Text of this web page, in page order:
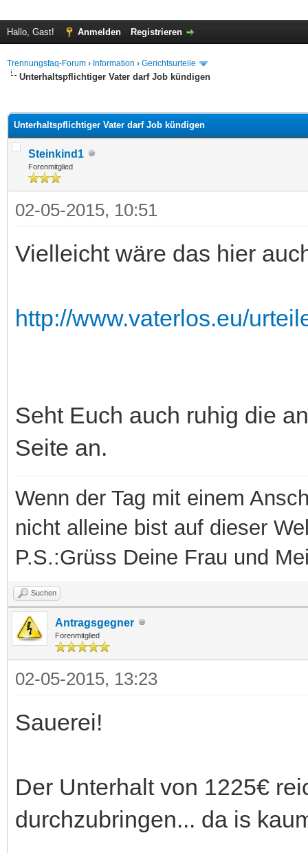
Hallo, Gast! Anmelden Registrieren
Trennungsfaq-Forum › Information › Gerichtsurteile
Unterhaltspflichtiger Vater darf Job kündigen
Unterhaltspflichtiger Vater darf Job kündigen
Steinkind1
Forenmitglied
02-05-2015, 10:51
Vielleicht wäre das hier
http://www.vaterlos.eu/
Seht Euch auch ruhig die
Seite an.
Wenn der Tag mit einem
nicht alleine bist auf dieser
P.S.:Grüss Deine Frau und
Suchen
Antragsgegner
Forenmitglied
02-05-2015, 13:23
Sauerei!
Der Unterhalt von 1225€
durchzubringen... da is